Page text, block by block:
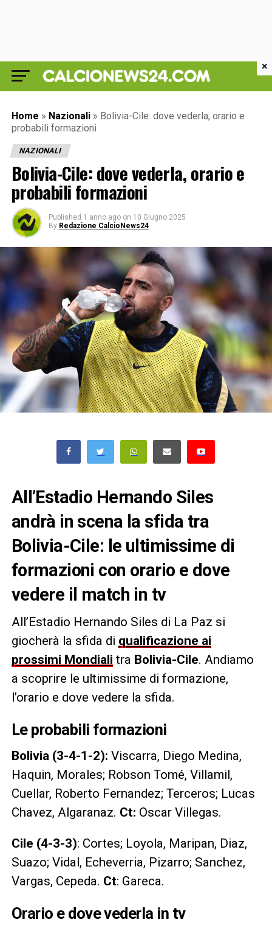
Home » Nazionali » Bolivia-Cile: dove vederla, orario e
probabili formazioni
NAZIONALI
Bolivia-Cile: dove vederla, orario e
probabili formazioni
Published 1 anno ago on 10 Giugno 2025
By Redazione CalcioNews24
All’Estadio Hernando Siles
andrà in scena la sfida tra
Bolivia-Cile: le ultimissime di
formazioni con orario e dove
vedere il match in tv
All’Estadio Hernando Siles di La Paz si
giocherà la sfida di qualificazione ai
prossimi Mondiali tra Bolivia-Cile. Andiamo
a scoprire le ultimissime di formazione,
l’orario e dove vedere la sfida.
Le probabili formazioni
Bolivia (3-4-1-2): Viscarra, Diego Medina,
Haquin, Morales; Robson Tomé, Villamil,
Cuellar, Roberto Fernandez; Terceros; Lucas
Chavez, Algaranaz. Ct: Oscar Villegas.
Cile (4-3-3): Cortes; Loyola, Maripan, Diaz,
Suazo; Vidal, Echeverria, Pizarro; Sanchez,
Vargas, Cepeda. Ct: Gareca.
Orario e dove vederla in tv
×